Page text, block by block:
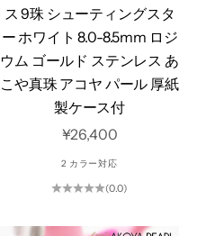
ス 9珠 シューティングスタ
ー ホワイト 8.0-8.5mm ロジ
ウム ゴールド ステンレス あ
こや真珠 アコヤ パール 厚紙
製ケース付
セール価格
¥26,400
2 カラー対応
(0.0)